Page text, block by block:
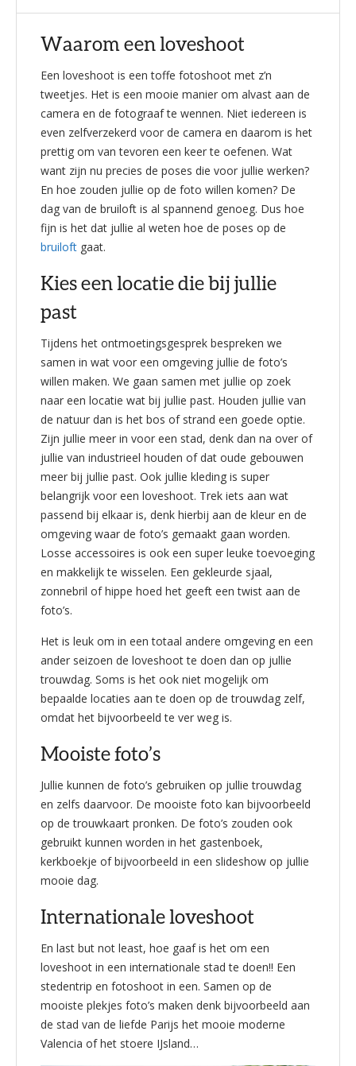
Waarom een loveshoot
Een loveshoot is een toffe fotoshoot met z’n
tweetjes. Het is een mooie manier om alvast aan de
camera en de fotograaf te wennen. Niet iedereen is
even zelfverzekerd voor de camera en daarom is het
prettig om van tevoren een keer te oefenen. Wat
want zijn nu precies de poses die voor jullie werken?
En hoe zouden jullie op de foto willen komen? De
dag van de bruiloft is al spannend genoeg. Dus hoe
fijn is het dat jullie al weten hoe de poses op de
bruiloft gaat.
Kies een locatie die bij jullie
past
Tijdens het ontmoetingsgesprek bespreken we
samen in wat voor een omgeving jullie de foto’s
willen maken. We gaan samen met jullie op zoek
naar een locatie wat bij jullie past. Houden jullie van
de natuur dan is het bos of strand een goede optie.
Zijn jullie meer in voor een stad, denk dan na over of
jullie van industrieel houden of dat oude gebouwen
meer bij jullie past. Ook jullie kleding is super
belangrijk voor een loveshoot. Trek iets aan wat
passend bij elkaar is, denk hierbij aan de kleur en de
omgeving waar de foto’s gemaakt gaan worden.
Losse accessoires is ook een super leuke toevoeging
en makkelijk te wisselen. Een gekleurde sjaal,
zonnebril of hippe hoed het geeft een twist aan de
foto’s.
Het is leuk om in een totaal andere omgeving en een
ander seizoen de loveshoot te doen dan op jullie
trouwdag. Soms is het ook niet mogelijk om
bepaalde locaties aan te doen op de trouwdag zelf,
omdat het bijvoorbeeld te ver weg is.
Mooiste foto’s
Jullie kunnen de foto’s gebruiken op jullie trouwdag
en zelfs daarvoor. De mooiste foto kan bijvoorbeeld
op de trouwkaart pronken. De foto’s zouden ook
gebruikt kunnen worden in het gastenboek,
kerkboekje of bijvoorbeeld in een slideshow op jullie
mooie dag.
Internationale loveshoot
En last but not least, hoe gaaf is het om een
loveshoot in een internationale stad te doen!! Een
stedentrip en fotoshoot in een. Samen op de
mooiste plekjes foto’s maken denk bijvoorbeeld aan
de stad van de liefde Parijs het mooie moderne
Valencia of het stoere IJsland…